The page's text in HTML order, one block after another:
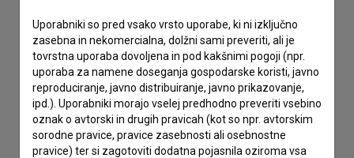
Uporabniki so pred vsako vrsto uporabe, ki ni izključno
zasebna in nekomercialna, dolžni sami preveriti, ali je
tovrstna uporaba dovoljena in pod kakšnimi pogoji (npr.
uporaba za namene doseganja gospodarske koristi, javno
reproduciranje, javno distribuiranje, javno prikazovanje,
ipd.). Uporabniki morajo vselej predhodno preveriti vsebino
oznak o avtorski in drugih pravicah (kot so npr. avtorskim
sorodne pravice, pravice zasebnosti ali osebnostne
pravice) ter si zagotoviti dodatna pojasnila oziroma vsa